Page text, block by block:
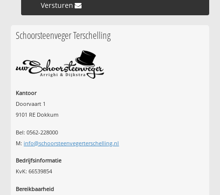
Versturen »
Schoorsteenveger Terschelling
Kantoor
Doorvaart 1
9101 RE Dokkum
Bel: 0562-228000
M: info@schoorsteenvegerterschelling.nl
Bedrijfsinformatie
KvK: 66539854
Bereikbaarheid